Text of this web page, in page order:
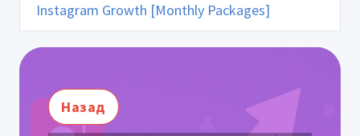
Instagram Growth [Monthly Packages]
Назад